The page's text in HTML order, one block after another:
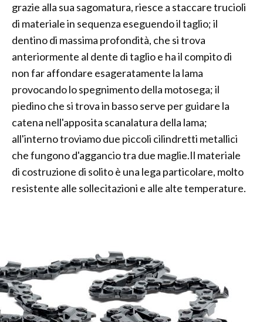
grazie alla sua sagomatura, riesce a staccare trucioli
di materiale in sequenza eseguendo il taglio; il
dentino di massima profondità, che si trova
anteriormente al dente di taglio e ha il compito di
non far affondare esageratamente la lama
provocando lo spegnimento della motosega; il
piedino che si trova in basso serve per guidare la
catena nell'apposita scanalatura della lama;
all'interno troviamo due piccoli cilindretti metallici
che fungono d'aggancio tra due maglie.Il materiale
di costruzione di solito è una lega particolare, molto
resistente alle sollecitazioni e alle alte temperature.